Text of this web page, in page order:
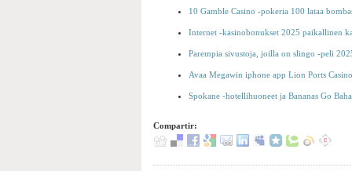
10 Gamble Casino -pokeria 100 lataa
Internet -kasinobonukset 2025 paikallinen
Parempia sivustoja, joilla on slingo -peli
Avaa Megawin iphone app Lion Ports
Spokane -hotellihuoneet ja Bananas Go
Compartir: